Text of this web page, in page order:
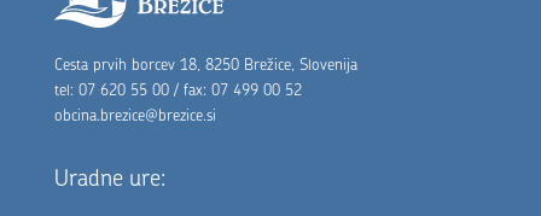
Cesta prvih borcev 18, 8250 Brežice, Slovenija
tel: 07 620 55 00 / fax: 07 499 00 52
obcina.brezice@brezice.si
Uradne ure: